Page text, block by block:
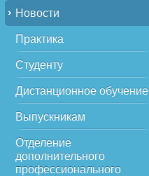
Новости
Практика
Студенту
Дистанционное обучение
Выпускникам
Отделение
дополнительного
профессионального